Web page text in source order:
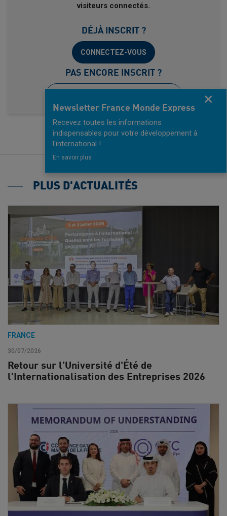
visiteurs connectés.
DÉJÀ INSCRIT ?
CONNECTEZ-VOUS
PAS ENCORE INSCRIT ?
PLUS D'ACTUALITÉS
FRANCE
30/07/2026
Retour sur l'Université d'Été de
l'Internationalisation des Entreprises 2026
Newsletter France Monde Express
Recevez toutes les informations
indispensables pour votre développement à
l'international !
En savoir plus